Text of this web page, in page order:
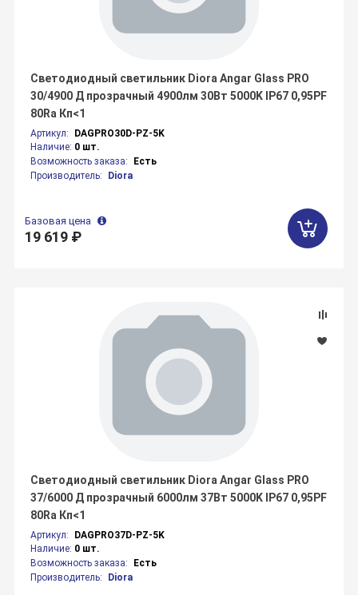
Артикул:
DAGPRO30D-PZ-5K
Наличие: 0 шт.
Возможность заказа:
Есть
Производитель:
Diora
Светодиодный светильник Diora Angar Glass PRO
30/4900 Д прозрачный 4900лм 30Вт 5000K IP67 0,95PF
80Ra Кп<1
Базовая цена
19 619 ₽
Артикул:
DAGPRO37D-PZ-5K
Наличие: 0 шт.
Возможность заказа:
Есть
Производитель:
Diora
Светодиодный светильник Diora Angar Glass PRO
37/6000 Д прозрачный 6000лм 37Вт 5000K IP67 0,95PF
80Ra Кп<1